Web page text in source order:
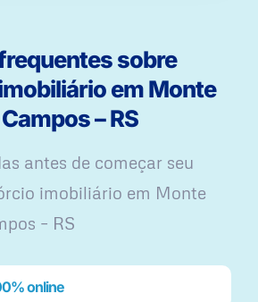
sobre
em Monte
– RS
antes de começar seu
imobiliário em Monte
– RS
online